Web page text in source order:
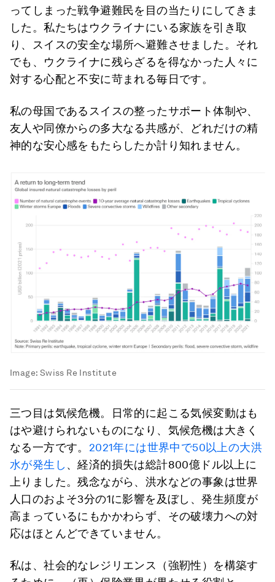
ってしまった戦争避難民を目の当たりにしてきま
した。私たちはウクライナにいる家族を引き取
り、スイスの安全な場所へ避難させました。それ
でも、ウクライナに残らざるを得なかった人々に
対する心配と不安に苛まれる毎日です。
私の母国であるスイスの整ったサポート体制や、
友人や同僚からの多大なる共感が、どれだけの精
神的な安心感をもたらしたか計り知れません。
Image: Swiss Re Institute
三つ目は気候危機。日常的に起こる気候変動はも
はや避けられないものになり、気候危機は大きく
なる一方です。 2021年には世界中で50以上の大洪
水が発生し 、経済的損失は総計800億ドル以上に
上りました。残念ながら、洪水などの事象は世界
人口のおよそ3分の1に影響を及ぼし、発生頻度が
高まっているにもかかわらず、その破壊力への対
応はほとんどできていません。
私は、社会的なレジリエンス（強靭性）を構築す